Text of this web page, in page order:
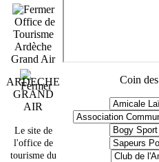
Office de
Tourisme
Ardèche
Grand Air
ARDECHE
GRAND
AIR
Le site de
l'office de
tourisme du
Coin